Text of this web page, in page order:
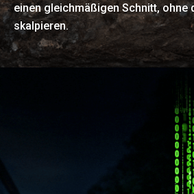
einen gleichmäßigen Schnitt, ohne
skalpieren.